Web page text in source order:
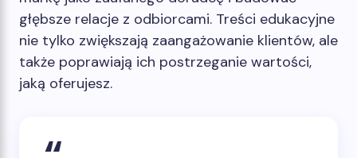
głębsze relacje z odbiorcami. Treści edukacyjne
nie tylko zwiększają zaangażowanie klientów, ale
także poprawiają ich postrzeganie wartości,
jaką oferujesz.